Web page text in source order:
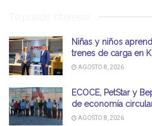
Te puede interesar
Niñas y niños
trenes de carga en
AGOSTO 8, 2026
ECOCE, PetStar y
de economía
AGOSTO 8, 2026